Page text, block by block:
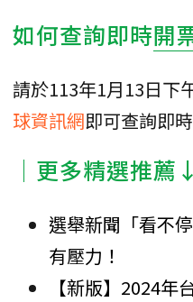
如何查詢即時開
請於113年1月13日下
球資訊網即可查詢即
│更多精選推
選舉新聞「看不
有壓力！
【新版】2024年